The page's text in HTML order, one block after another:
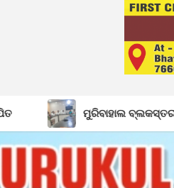
ମୁରିବାହାଲ ବ୍ଲକସ୍ତରୀୟ ସ୍ୱାଧୀନତା